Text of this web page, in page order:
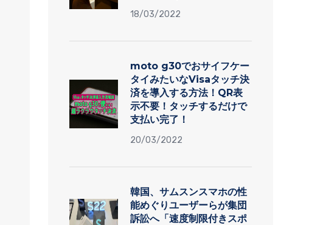
18/03/2022
moto g30でおサイフケー
タイみたいなVisaタッチ決
済を導入する方法！QR表
示不要！タッチするだけで
支払い完了！
20/03/2022
韓国、サムスンスマホの性
能めぐりユーザーらが集団
訴訟へ「速度制限付きスポ